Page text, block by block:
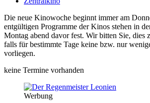
Die neue Kinowoche beginnt immer am
entgültigen Programme der Kinos stehen in
Montag abend davor fest. Wir bitten Sie, dies
falls für bestimmte Tage keine bzw. nur
vorliegen.
keine Termine vorhanden
Werbung